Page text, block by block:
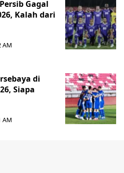
Gagal
Kalah dari
AM
di
Siapa
AM